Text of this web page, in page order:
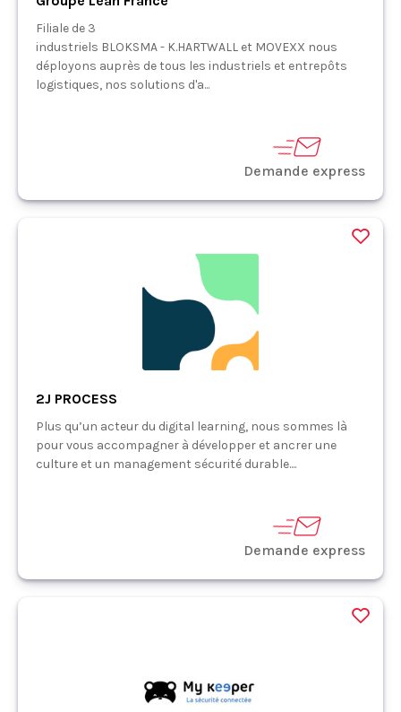
Filiale de 3
industriels BLOKSMA - K.HARTWALL et MOVEXX nous
déployons auprès de tous les industriels et entrepôts
logistiques, nos solutions d'a...
Demande express
2J PROCESS
Plus qu’un acteur du digital learning, nous sommes là
pour vous accompagner à développer et ancrer une
culture et un management sécurité durable....
Demande express